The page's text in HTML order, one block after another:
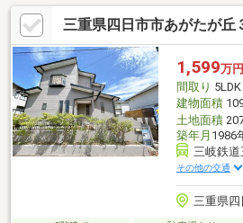
上するシャッター雨戸◆電気高騰の影響
システム◆洗濯物が良く乾く南向きバル
すると、詳細をご覧いただけます。＝＝
＝＝＝＝《失敗しない住宅ローン選び！
持っていますので、お客様の安心ゆとり
できます。＝＝＝＝＝＝＝＝＝＝＝＝＝＝
三重県四日市市あがたが丘
1,599万円
間取り 5LDK
建物面積
土地面積
築年月 1986
三岐鉄
その他の交通
三重県